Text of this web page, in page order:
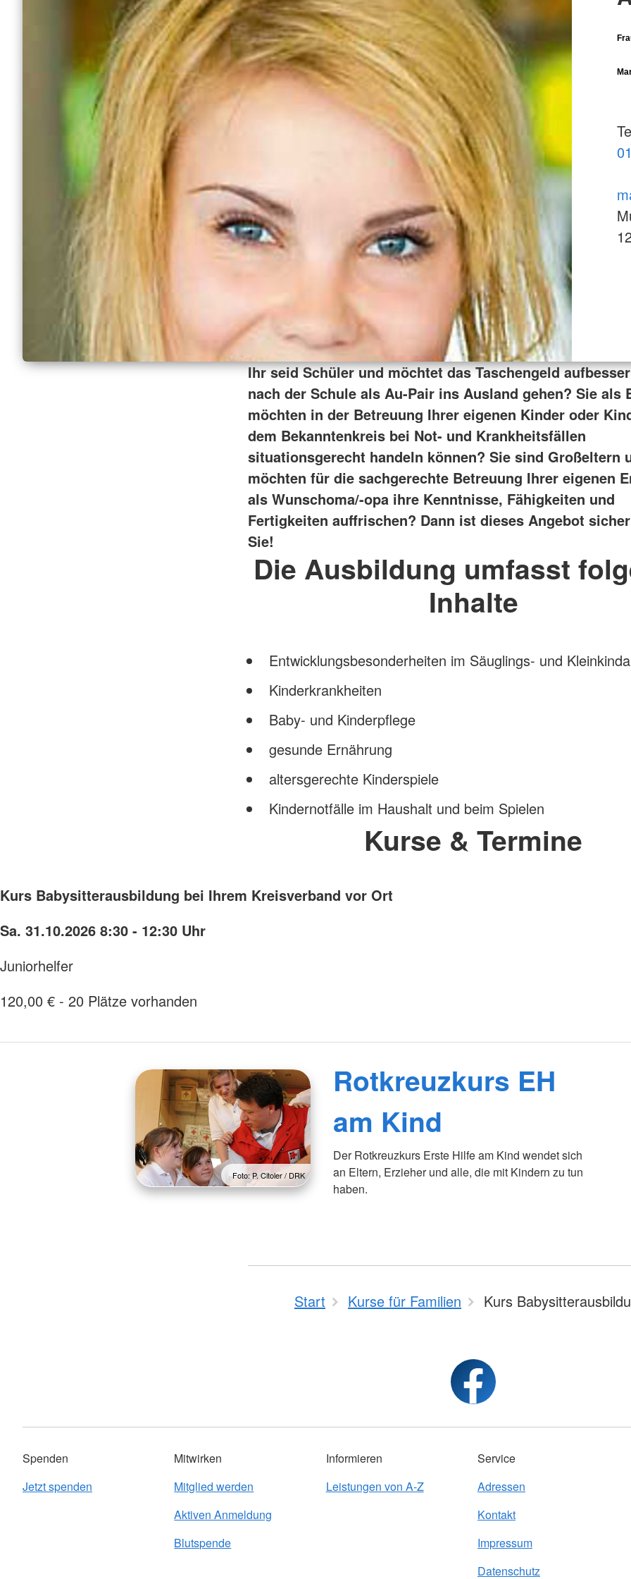
Ihr seid Schüler und möchtet das Taschengeld
nach der Schule als Au-Pair ins Ausland gehen? Sie als
möchten in der Betreuung Ihrer eigenen Kinder oder
dem Bekanntenkreis bei Not- und Krankheitsfällen
situationsgerecht handeln können? Sie sind Großeltern
möchten für die sachgerechte Betreuung Ihrer eigenen
als Wunschoma/-opa ihre Kenntnisse, Fähigkeiten und
Fertigkeiten auffrischen? Dann ist dieses Angebot
Sie!
Die Ausbildung umfasst
Inhalte
Entwicklungsbesonderheiten im Säuglings- und
Kinderkrankheiten
Baby- und Kinderpflege
gesunde Ernährung
altersgerechte Kinderspiele
Kindernotfälle im Haushalt und beim Spielen
Kurse & Termine
Kurs Babysitterausbildung bei Ihrem Kreisverband vor Ort
Sa. 31.10.2026 8:30 - 12:30 Uhr
Juniorhelfer
120,00 € - 20 Plätze vorhanden
Foto: P. Citoler / DRK
Rotkreuzkurs EH
am Kind
Der Rotkreuzkurs Erste Hilfe am Kind wendet sich
an Eltern, Erzieher und alle, die mit Kindern zu tun
haben.
Start Kurse für Familien Kurs
Spenden
Jetzt spenden
Mitwirken
Mitglied werden
Aktiven Anmeldung
Blutspende
Informieren
Leistungen von A-Z
Service
Adressen
Kontakt
Impressum
Datenschutz